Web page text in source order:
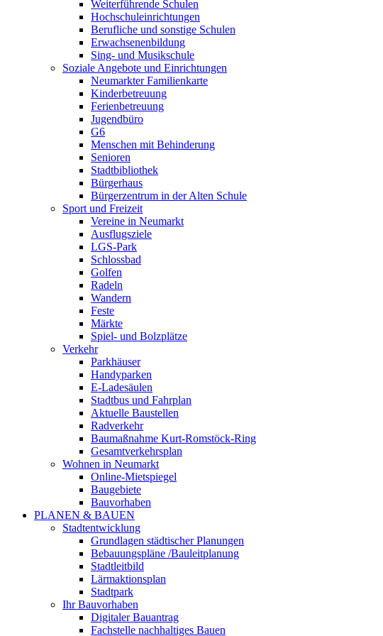
Weiterführende Schulen
Hochschuleinrichtungen
Berufliche und sonstige Schulen
Erwachsenenbildung
Sing- und Musikschule
Soziale Angebote und Einrichtungen
Neumarkter Familienkarte
Kinderbetreuung
Ferienbetreuung
Jugendbüro
G6
Menschen mit Behinderung
Senioren
Stadtbibliothek
Bürgerhaus
Bürgerzentrum in der Alten Schule
Sport und Freizeit
Vereine in Neumarkt
Ausflugsziele
LGS-Park
Schlossbad
Golfen
Radeln
Wandern
Feste
Märkte
Spiel- und Bolzplätze
Verkehr
Parkhäuser
Handyparken
E-Ladesäulen
Stadtbus und Fahrplan
Aktuelle Baustellen
Radverkehr
Baumaßnahme Kurt-Romstöck-Ring
Gesamtverkehrsplan
Wohnen in Neumarkt
Online-Mietspiegel
Baugebiete
Bauvorhaben
PLANEN & BAUEN
Stadtentwicklung
Grundlagen städtischer Planungen
Bebauungspläne /Bauleitplanung
Stadtleitbild
Lärmaktionsplan
Stadtpark
Ihr Bauvorhaben
Digitaler Bauantrag
Fachstelle nachhaltiges Bauen